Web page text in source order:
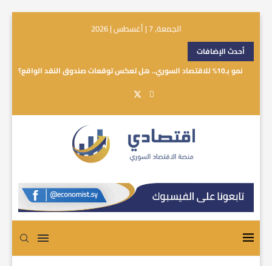
الجمعة, 7 | أغسطس | 2026
أحدث الإضافات
نمو بـ10% للاقتصاد السوري.. هل تعكس توقعات صندوق النقد الواقع؟